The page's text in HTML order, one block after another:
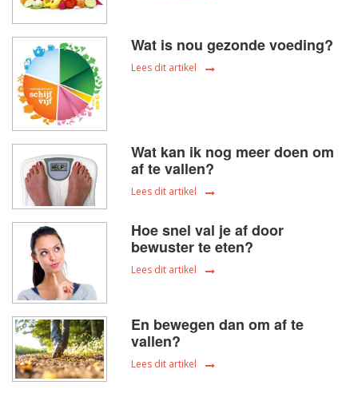
Wat is nou gezonde voeding?
Lees dit artikel
Wat kan ik nog meer doen om
af te vallen?
Lees dit artikel
Hoe snel val je af door
bewuster te eten?
Lees dit artikel
En bewegen dan om af te
vallen?
Lees dit artikel